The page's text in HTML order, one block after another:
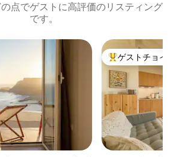
点でゲストに高評価のリスティング
です。
大好評のゲスト
ゲストチョイス